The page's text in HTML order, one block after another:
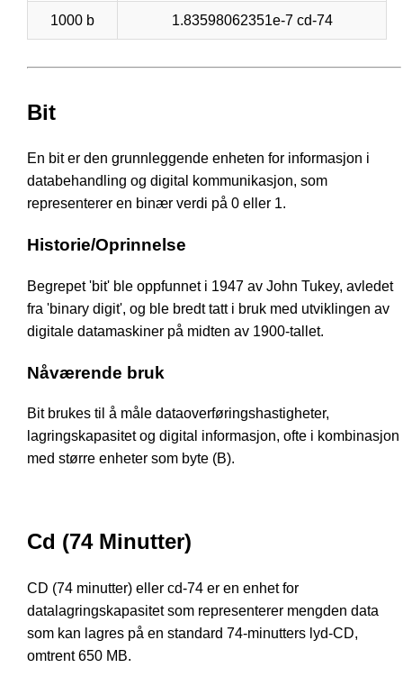
1000 b 1.83598062351e-7 cd-74
Bit
En bit er den grunnleggende enheten for informasjon i
databehandling og digital kommunikasjon, som
representerer en binær verdi på 0 eller 1.
Historie/Oprinnelse
Begrepet 'bit' ble oppfunnet i 1947 av John Tukey, avledet
fra 'binary digit', og ble bredt tatt i bruk med utviklingen av
digitale datamaskiner på midten av 1900-tallet.
Nåværende bruk
Bit brukes til å måle dataoverføringshastigheter,
lagringskapasitet og digital informasjon, ofte i kombinasjon
med større enheter som byte (B).
Cd (74 Minutter)
CD (74 minutter) eller cd-74 er en enhet for
datalagringskapasitet som representerer mengden data
som kan lagres på en standard 74-minutters lyd-CD,
omtrent 650 MB.